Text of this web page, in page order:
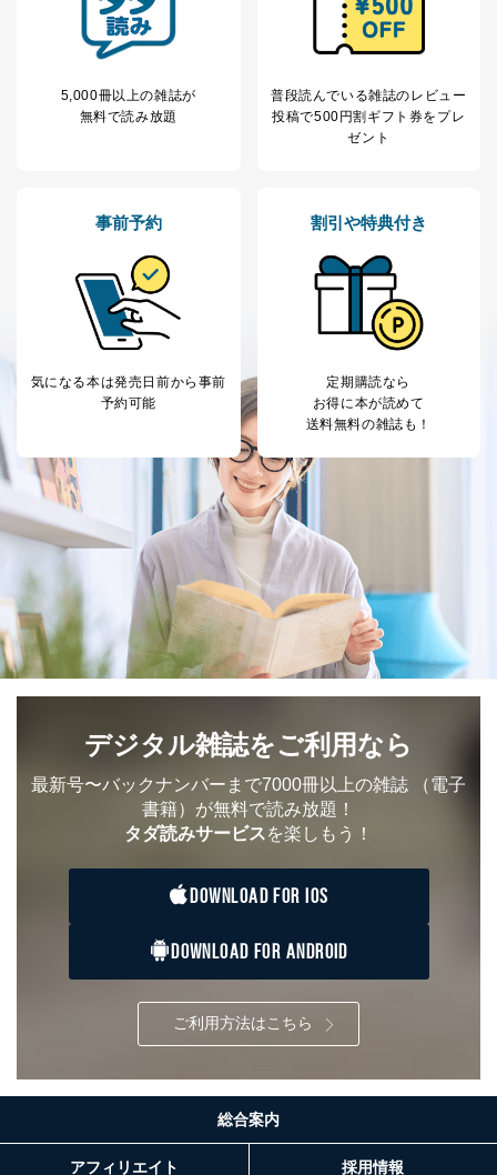
個人情報の取扱いについて
当社は以下の個人情報保護管理者を設置し、個人情報保
護管理者の責任のもと、個人情報を取得・アクセス・利
株式会社富士山マガジンサービス
個人情報保護管理者: 経営管理グループディレクター 前
田 嘉也
２．利用目的
りです。
利用目的
当社の定期購読サ
ービス等をご利用
の方の個人情報
購入商品の配送のため
商品代金回収のため
ｅメール等による商品、サービ
ス、キャンペーン等の広告の案内
のため
個人が特定できない形で取得した
閲覧履歴や購買履歴等の情報を分
析して、趣味・嗜好に
応じた新商品・サービスに関する
広告のため
2
当社にお問合わせ
いただいた方の個
人情報
お問い合わせ対応、トラブル対
処、オペレーター教育など応対品
質向上のため
当社カスタマーQ＆
Aサービス利用者
の確認のため
サイトのサービス内容のご案内の
ため
ｅメール等による商品、サービ
るご案内のため
採用応募者の方の
採用選考、ご連絡のため
当社の従業者の個
め
パートナー（提携
企業）からの委託
定期購読サービス
購入商品配送のため
提携企業及びお客様がご購入され
た商品の発売元企業からのｅメー
ル等による商品、
SNS公式アカウン
当社のサービス利用状況の把握お
よびその分析のため
5,000冊以上の雑誌が
無料で読み放題
普段読んでいる雑誌のレビュー
投稿で500円割ギフト券をプレ
ゼント
事前予約
気になる本は発売日前から事前
予約可能
割引や特典付き
定期購読なら
お得に本が読めて
送料無料の雑誌も！
デジタル雑誌をご利用なら
最新号〜バックナンバーまで7000冊以上の雑誌 （電子
書籍）が無料で読み放題！
タダ読みサービスを楽しもう！
DOWNLOAD FOR IOS
DOWNLOAD FOR ANDROID
ご利用方法はこちら
総合案内
アフィリエイト 採用情報